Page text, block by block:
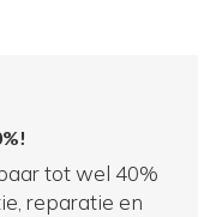
tot wel 40%
reparatie en